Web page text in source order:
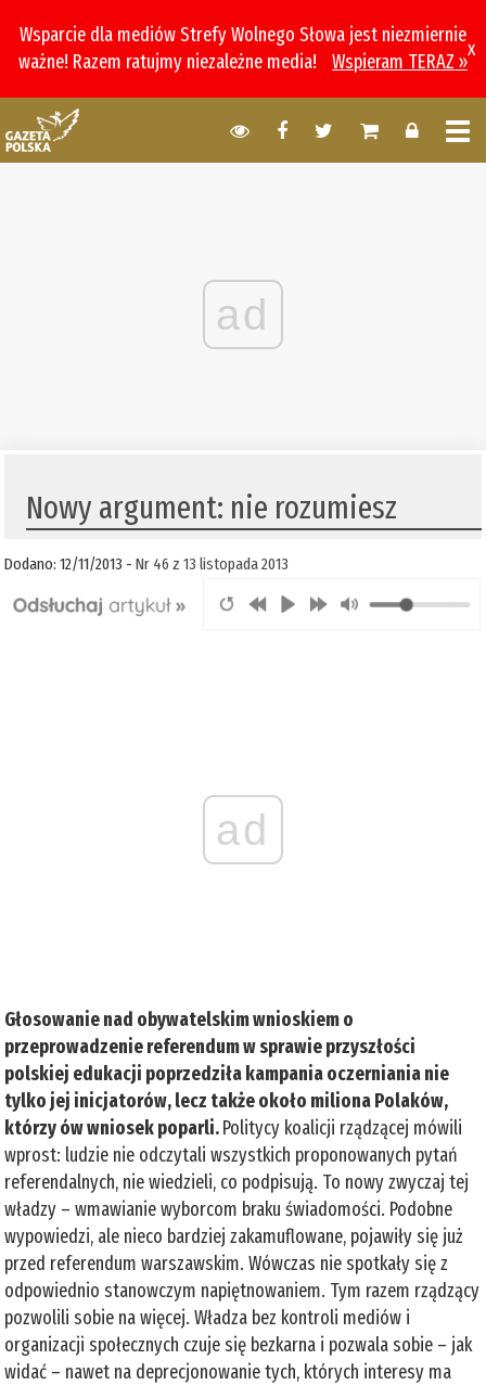
Wsparcie dla mediów Strefy Wolnego Słowa jest niezmiernie
ważne! Razem ratujmy niezależne media!
Wspieram TERAZ »
x
ad
Nowy argument: nie rozumiesz
Dodano: 12/11/2013 -Nr 46 z 13 listopada 2013
ad
Głosowanie nad obywatelskim wnioskiem o
przeprowadzenie referendum w sprawie przyszłości
polskiej edukacji poprzedziła kampania oczerniania nie
tylko jej inicjatorów, lecz także około miliona Polaków,
którzy ów wniosek poparli.Politycy koalicji rządzącej mówili
wprost: ludzie nie odczytali wszystkich proponowanych pytań
referendalnych, nie wiedzieli, co podpisują. To nowy zwyczaj tej
władzy – wmawianie wyborcom braku świadomości. Podobne
wypowiedzi, ale nieco bardziej zakamuflowane, pojawiły się już
przed referendum warszawskim. Wówczas nie spotkały się z
odpowiednio stanowczym napiętnowaniem. Tym razem rządzący
pozwolili sobie na więcej. Władza bez kontroli mediów i
organizacji społecznych czuje się bezkarna i pozwala sobie – jak
widać – nawet na deprecjonowanie tych, których interesy ma